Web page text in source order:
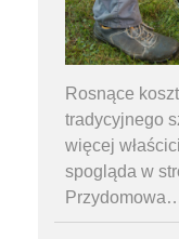
Rosnące
tradycyjnego
więcej
spogląda w
Przydomowa